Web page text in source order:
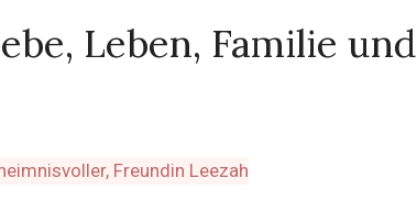
Leben, Familie und